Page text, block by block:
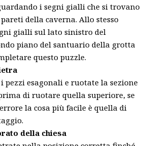
i segni gialli che si trovano
della caverna. Allo stesso
gialli sul lato sinistro del
piano del santuario della grotta
questo puzzle.
esagonali e ruotate la sezione
di ruotare quella superiore, se
la cosa più facile è quella di
della chiesa